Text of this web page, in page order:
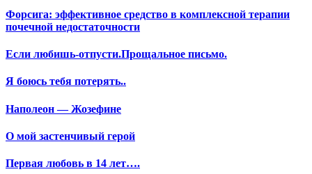
Форсига: эффективное средство в комплексной терапии
почечной недостаточности
Если любишь-отпусти.Прощальное письмо.
Я боюсь тебя потерять..
Наполеон — Жозефине
О мой застенчивый герой
Первая любовь в 14 лет….